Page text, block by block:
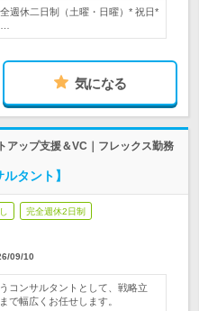
週休二日制（土曜・日曜）* 祝日*
気になる
アップ支援＆VC｜フレックス勤務
タント】
完全週休2日制
09/10
コンサルタントとして、戦略立
で幅広くお任せします。